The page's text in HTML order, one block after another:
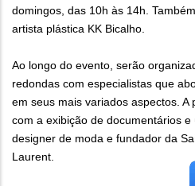
domingos, das 10h às 14h.
artista plástica KK Bicalho.
Ao longo do evento, serão
redondas com especialistas que
em seus mais variados aspectos.
com a exibição de documentários
designer de moda e fundador da
Laurent.